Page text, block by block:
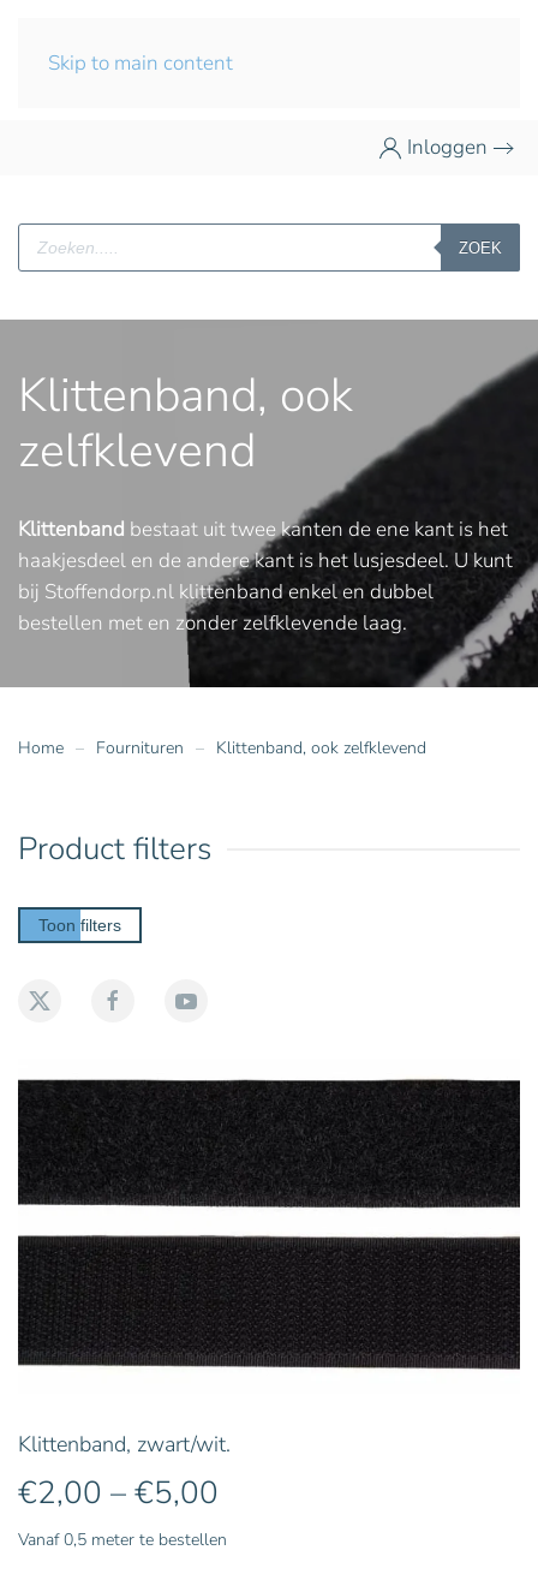
Skip to main content
Inloggen
Producten
zoeken
ZOEK
Klittenband, ook
zelfklevend
Klittenband bestaat uit twee kanten de ene kant is het
haakjesdeel en de andere kant is het lusjesdeel. U kunt
bij Stoffendorp.nl klittenband enkel en dubbel
bestellen met en zonder zelfklevende laag.
Home Fournituren Klittenband, ook zelfklevend
Product filters
Toon filters
Klittenband, zwart/wit.
€2,00 – €5,00
range:
Vanaf 0,5 meter te bestellen